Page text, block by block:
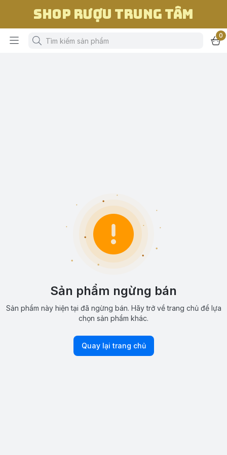
Shop Rượu Trung Tâm
0
Sản phẩm ngừng bán
Sản phẩm này hiện tại đã ngừng bán. Hãy trở về trang chủ để lựa
chọn sản phẩm khác.
Quay lại trang chủ